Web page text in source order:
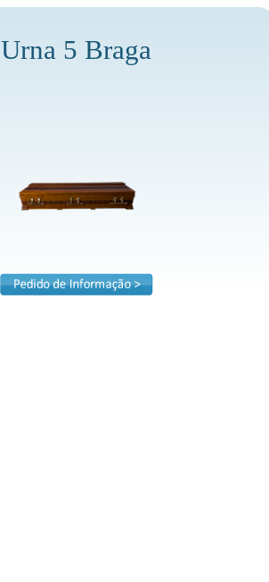
Urna 5 Braga